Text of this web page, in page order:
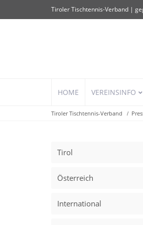
Tiroler Tischtennis-Verband |
überspringen
HOME VEREINSINFO
Tiroler Tischtennis-Verband
Tirol
Österreich
International